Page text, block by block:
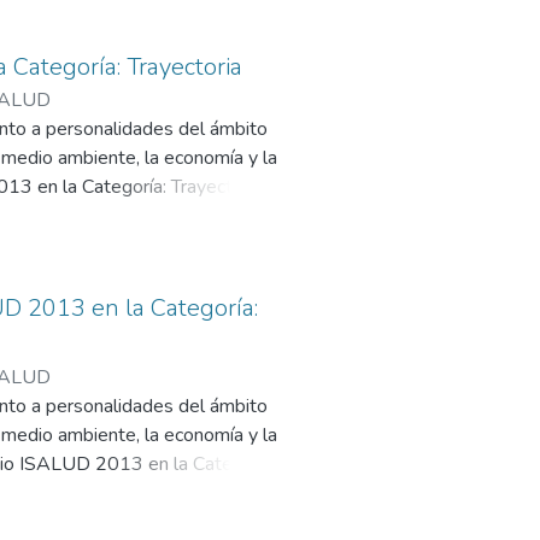
Trayectoria
a personalidades del ámbito
ambiente, la economía y la
en la Categoría: Trayectoria.
Rodríguez, enfermera
2013 en la Categoría:
a personalidades del ámbito
ambiente, la economía y la
ISALUD 2013 en la Categoría: